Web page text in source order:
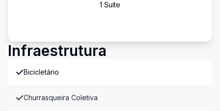
1 Suíte
Infraestrutura
Bicicletário
Churrasqueira Coletiva